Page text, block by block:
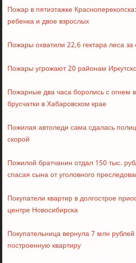
Пожар в пятиэтажке
ребенка и двое взрослых
Пожары охватили 22,6 гектара леса
Пожары угрожают 20 районам
Пожарные два часа боролись с огнем
брусчатки в Хабаровском крае
Пожилая автоледи сама сдалась
скорой
Пожилой братчанин отдал 150 тыс.
спасая сына от уголовного
Покупатели квартир в долгострое
центре Новосибирска
Покупательница вернула 7 млн
построенную квартиру